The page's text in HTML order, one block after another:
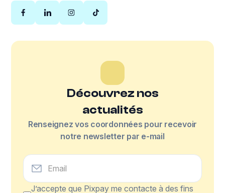
Découvrez nos
actualités
Renseignez vos coordonnées pour recevoir
notre newsletter par e-mail
J’accepte que Pixpay me contacte à des fins